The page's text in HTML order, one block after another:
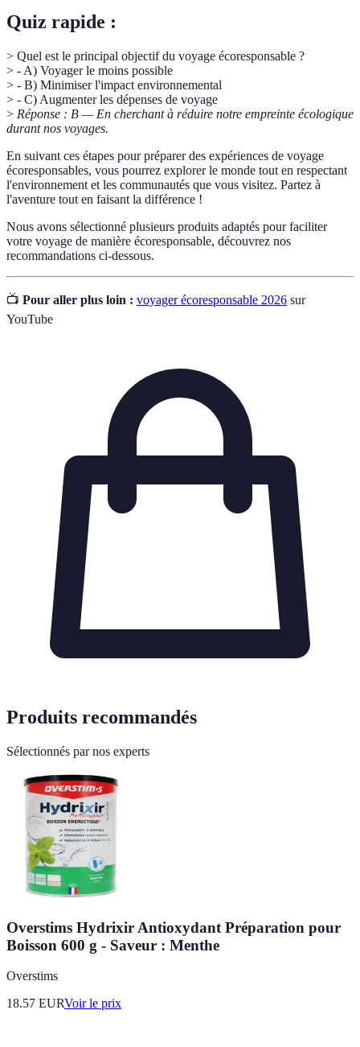
Quiz rapide :
> Quel est le principal objectif du voyage écoresponsable ?
> - A) Voyager le moins possible
> - B) Minimiser l'impact environnemental
> - C) Augmenter les dépenses de voyage
> Réponse : B — En cherchant à réduire notre empreinte écologique
durant nos voyages.
En suivant ces étapes pour préparer des expériences de voyage
écoresponsables, vous pourrez explorer le monde tout en respectant
l'environnement et les communautés que vous visitez. Partez à
l'aventure tout en faisant la différence !
Nous avons sélectionné plusieurs produits adaptés pour faciliter
votre voyage de manière écoresponsable, découvrez nos
recommandations ci-dessous.
📺 Pour aller plus loin : voyager écoresponsable 2026 sur
YouTube
Produits recommandés
Sélectionnés par nos experts
Overstims Hydrixir Antioxydant Préparation pour
Boisson 600 g - Saveur : Menthe
Overstims
18.57 EURVoir le prix